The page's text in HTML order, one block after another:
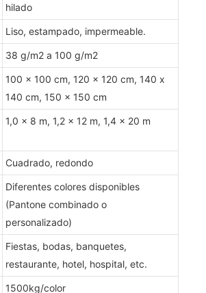
hilado
Liso, estampado, impermeable.
38 g/m2 a 100 g/m2
100 x 100 cm, 120 x 120 cm, 140 x
140 cm, 150 x 150 cm
1,0 x 8 m, 1,2 x 12 m, 1,4 x 20 m
Cuadrado, redondo
Diferentes colores disponibles
(Pantone combinado o
personalizado)
Fiestas, bodas, banquetes,
restaurante, hotel, hospital, etc.
1500kg/color